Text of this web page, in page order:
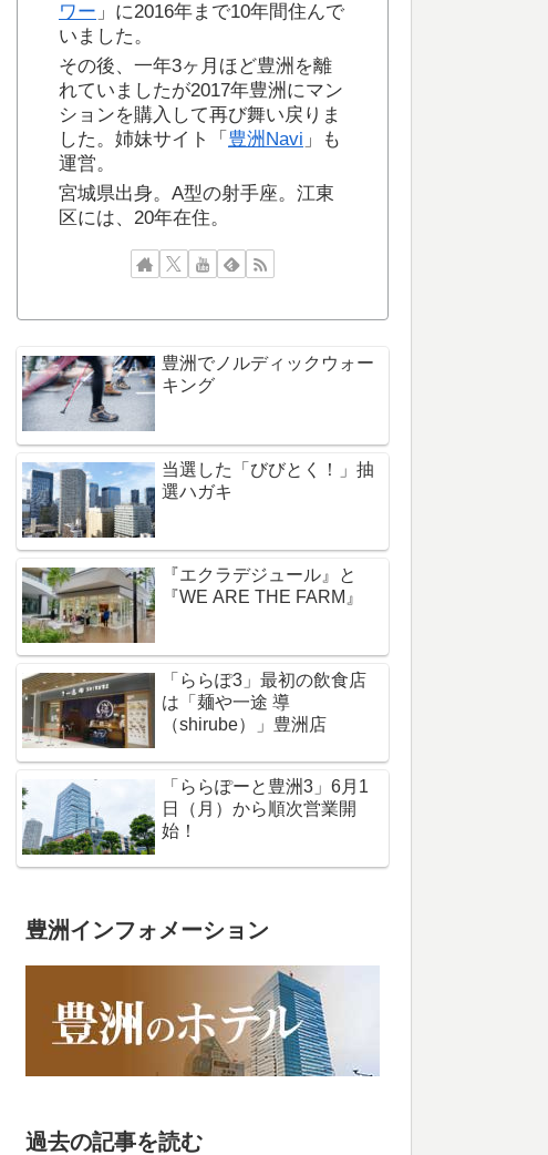
ワー 」に2016年まで10年間住んで
いました。
その後、一年3ヶ月ほど豊洲を離
れていましたが2017年豊洲にマン
ションを購入して再び舞い戻りま
した。姉妹サイト「 豊洲Navi 」も
運営。
宮城県出身。A型の射手座。江東
区には、20年在住。
豊洲でノルディックウォー
キング
当選した「びびとく！」抽
選ハガキ
『エクラデジュール』と
『WE ARE THE FARM』
「ららぽ3」最初の飲食店
は「麺や一途 導
（shirube）」豊洲店
「ららぽーと豊洲3」6月1
日（月）から順次営業開
始！
豊洲インフォメーション
過去の記事を読む